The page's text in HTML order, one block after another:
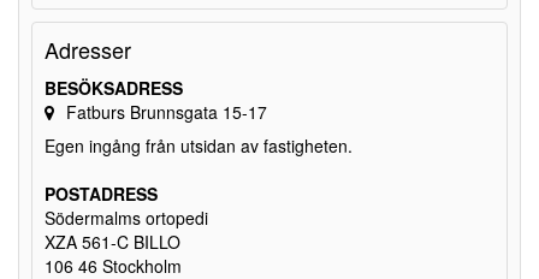
Adresser
BESÖKSADRESS
Fatburs Brunnsgata 15-17
Egen ingång från utsidan av fastigheten.
POSTADRESS
Södermalms ortopedi
XZA 561-C BILLO
106 46 Stockholm